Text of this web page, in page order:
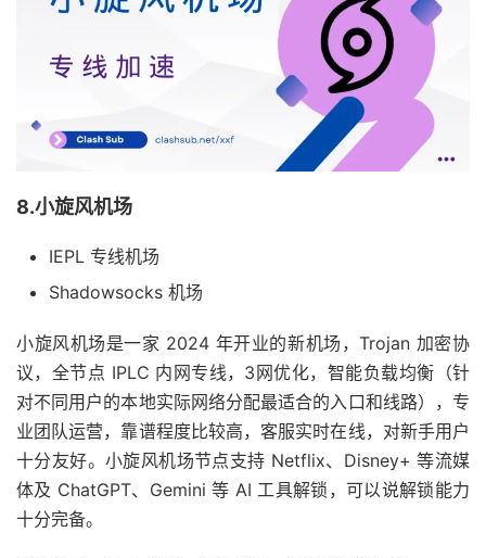
8.小旋风机场
IEPL 专线机场
Shadowsocks 机场
小旋风机场是一家 2024 年开业的新机场，Trojan 加密协
议，全节点 IPLC 内网专线，3网优化，智能负载均衡（针
对不同用户的本地实际网络分配最适合的入口和线路），专
业团队运营，靠谱程度比较高，客服实时在线，对新手用户
十分友好。小旋风机场节点支持 Netflix、Disney+ 等流媒
体及 ChatGPT、Gemini 等 AI 工具解锁，可以说解锁能力
十分完备。